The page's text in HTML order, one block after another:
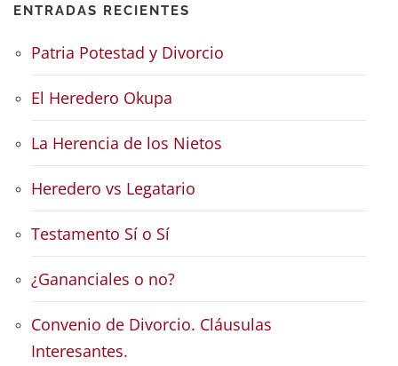
ENTRADAS RECIENTES
Patria Potestad y Divorcio
El Heredero Okupa
La Herencia de los Nietos
Heredero vs Legatario
Testamento Sí o Sí
¿Gananciales o no?
Convenio de Divorcio. Cláusulas
Interesantes.